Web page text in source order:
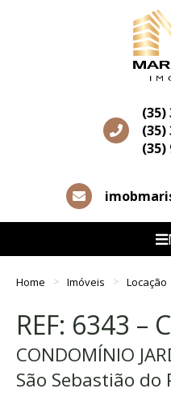
(35)
(35)
(35)
Home Imóveis Locação
REF: 6343 –
CONDOMÍNIO
São Sebastião do